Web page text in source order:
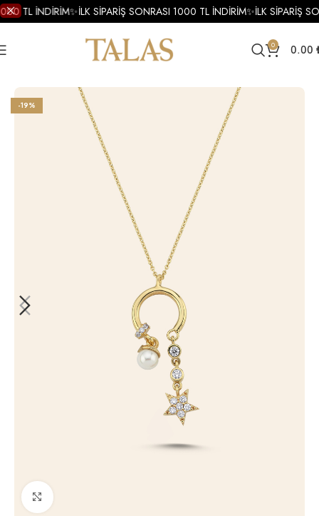
0 0.00
Altın Kolye Altın Tasarım Kolye
-19%
Büyütmek için tıklayın
TL İNDİRİM✨İLK SİPARİŞ SONRASI 1000 TL İNDİRİM✨İLK SİPARİŞ